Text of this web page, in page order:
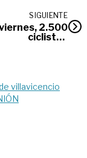
SIGUIENTE
2.500
ciclistas
villavicencio